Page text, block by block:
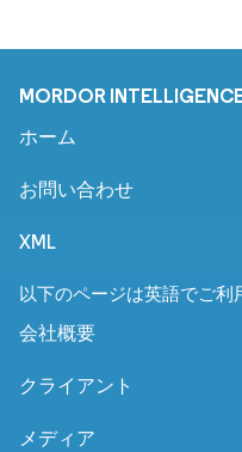
MORDOR
ホーム
お問い合わせ
XML
以下のページは英語でご利
会社概要
クライアント
メディア